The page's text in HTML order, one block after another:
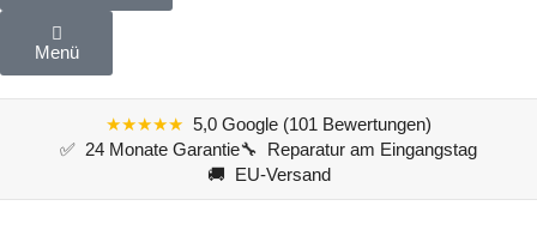
Menü
★★★★★ 5,0 Google (101 Bewertungen)
✅ 24 Monate Garantie🔧 Reparatur am Eingangstag
🚚 EU-Versand